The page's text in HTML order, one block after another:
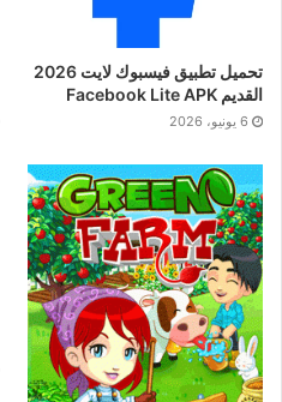
تحميل تطبيق فيسبوك لايت 2026
القديم Facebook Lite APK
6 يونيو، 2026